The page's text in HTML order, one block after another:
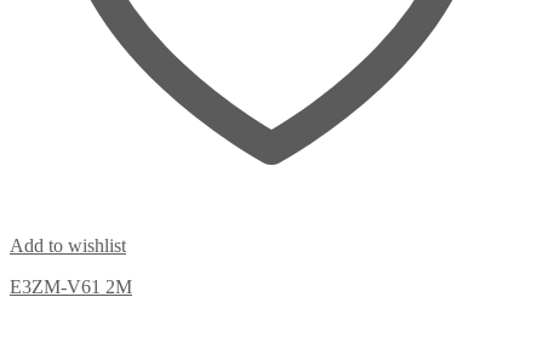
Add to wishlist
E3ZM-V61 2M